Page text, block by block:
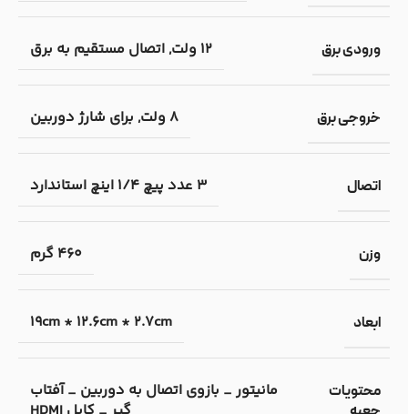
ورودی برق ۱۲ ولت , اتصال مستقیم به برق
خروجی برق 8 ولت , برای شارژ دوربین
اتصال 3 عدد پیچ 1/4 اینچ استاندارد
وزن 460 گرم
ابعاد 19cm * 12.6cm * 2.7cm
محتویات
مانیتور _ بازوی اتصال به دوربین _ آفتاب